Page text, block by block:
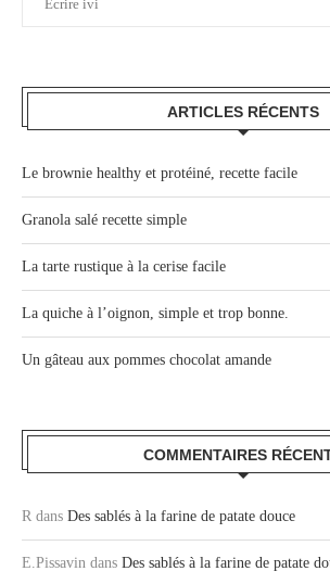
ARTICLES RÉCENTS
Le brownie healthy et protéiné, recette facile
Granola salé recette simple
La tarte rustique à la cerise facile
La quiche à l’oignon, simple et trop bonne.
Un gâteau aux pommes chocolat amande
COMMENTAIRES
R dans Des sablés à la farine de patate douce
E.Pissavin dans Des sablés à la farine de patate